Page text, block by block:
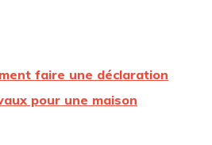
faire une déclaration
pour une maison